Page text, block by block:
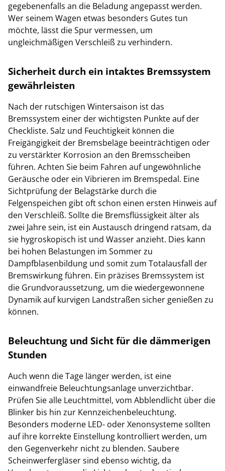
gegebenenfalls an die Beladung angepasst werden.
Wer seinem Wagen etwas besonders Gutes tun
möchte, lässt die Spur vermessen, um
ungleichmäßigen Verschleiß zu verhindern.
Sicherheit durch ein intaktes Bremssystem
gewährleisten
Nach der rutschigen Wintersaison ist das
Bremssystem einer der wichtigsten Punkte auf der
Checkliste. Salz und Feuchtigkeit können die
Freigängigkeit der Bremsbeläge beeinträchtigen oder
zu verstärkter Korrosion an den Bremsscheiben
führen. Achten Sie beim Fahren auf ungewöhnliche
Geräusche oder ein Vibrieren im Bremspedal. Eine
Sichtprüfung der Belagstärke durch die
Felgenspeichen gibt oft schon einen ersten Hinweis auf
den Verschleiß. Sollte die Bremsflüssigkeit älter als
zwei Jahre sein, ist ein Austausch dringend ratsam, da
sie hygroskopisch ist und Wasser anzieht. Dies kann
bei hohen Belastungen im Sommer zu
Dampfblasenbildung und somit zum Totalausfall der
Bremswirkung führen. Ein präzises Bremssystem ist
die Grundvoraussetzung, um die wiedergewonnene
Dynamik auf kurvigen Landstraßen sicher genießen zu
können.
Beleuchtung und Sicht für die dämmerigen
Stunden
Auch wenn die Tage länger werden, ist eine
einwandfreie Beleuchtungsanlage unverzichtbar.
Prüfen Sie alle Leuchtmittel, vom Abblendlicht über die
Blinker bis hin zur Kennzeichenbeleuchtung.
Besonders moderne LED- oder Xenonsysteme sollten
auf ihre korrekte Einstellung kontrolliert werden, um
den Gegenverkehr nicht zu blenden. Saubere
Scheinwerfergläser sind ebenso wichtig, da